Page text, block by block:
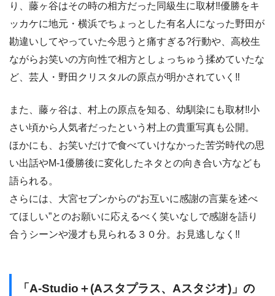
り、藤ヶ谷はその時の相方だった同級生に取材‼優勝をキ
ッカケに地元・横浜でちょっとした有名人になった野田が
勘違いしてやっていた今思うと痛すぎる?行動や、高校生
ながらお笑いの方向性で相方としょっちゅう揉めていたな
ど、芸人・野田クリスタルの原点が明かされていく‼
また、藤ヶ谷は、村上の原点を知る、幼馴染にも取材‼小
さい頃から人気者だったという村上の貴重写真も公開。
ほかにも、お笑いだけで食べていけなかった苦労時代の思
い出話やM-1優勝後に変化したネタとの向き合い方なども
語られる。
さらには、大宮セブンからの“お互いに感謝の言葉を述べ
てほしい”とのお願いに応えるべく笑いなしで感謝を語り
合うシーンや漫才も見られる３０分。お見逃しなく‼
「A-Studio＋(Aスタプラス、Aスタジオ)」の